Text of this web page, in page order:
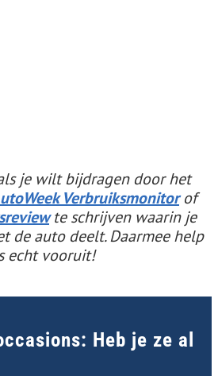
je wilt bijdragen door het
Verbruiksmonitorof
te schrijven waarin je
de auto deelt. Daarmee help
echt vooruit!
Heb je ze al